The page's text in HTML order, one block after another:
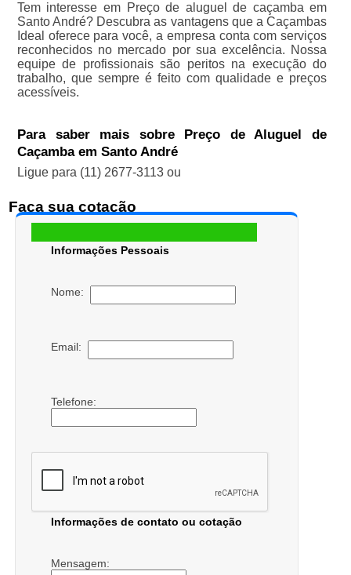
Tem interesse em Preço de aluguel de caçamba em
Santo André? Descubra as vantagens que a Caçambas
Ideal oferece para você, a empresa conta com serviços
reconhecidos no mercado por sua excelência. Nossa
equipe de profissionais são peritos na execução do
trabalho, que sempre é feito com qualidade e preços
acessíveis.
Para saber mais sobre Preço de Aluguel de
Caçamba em Santo André
Ligue para (11) 2677-3113ou
Faça sua cotação
Informações Pessoais
Nome:
Email:
Telefone:
Informações de contato ou cotação
Mensagem: